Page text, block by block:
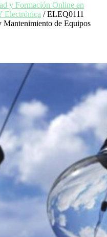
y Formación Online en
Electrónica / ELEQ0111
Mantenimiento de Equipos